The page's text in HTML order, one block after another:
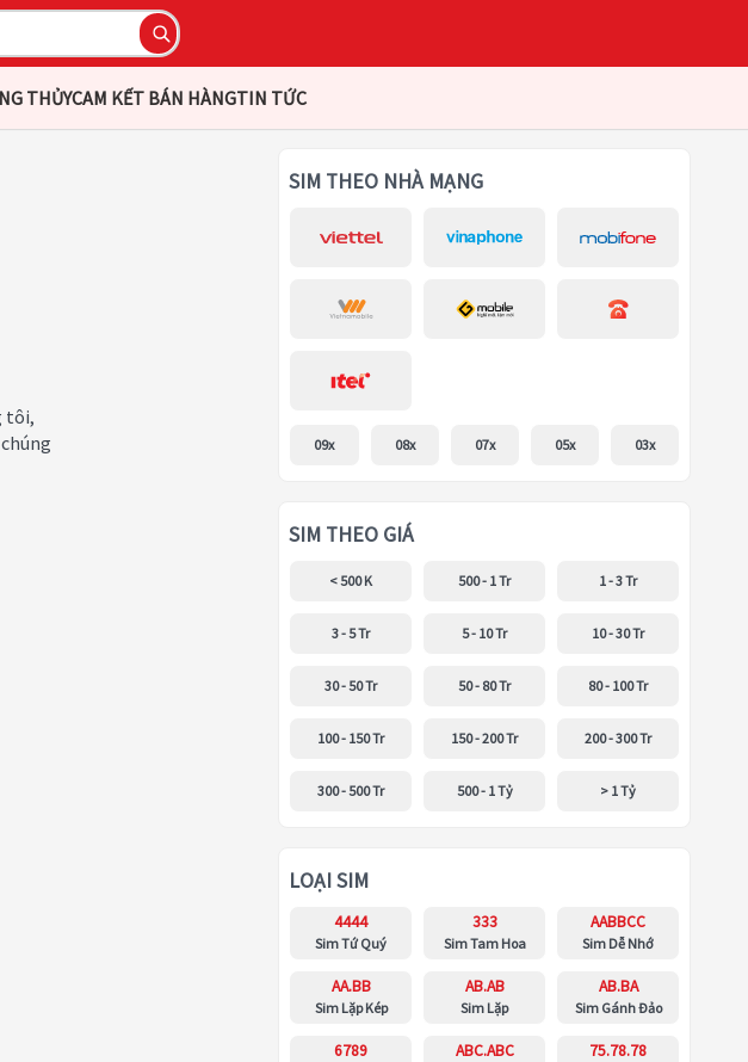
THỦYCAM KẾT BÁN HÀNGTIN TỨC
tôi,
SIM THEO NHÀ MẠNG
09x 08x 07x 05x 03x
SIM THEO GIÁ
< 500 K 500 - 1 Tr 1 - 3 Tr
3 - 5 Tr 5 - 10 Tr 10 - 30 Tr
30 - 50 Tr 50 - 80 Tr 80 - 100 Tr
100 - 150 Tr 150 - 200 Tr 200 - 300 Tr
300 - 500 Tr 500 - 1 Tỷ > 1 Tỷ
LOẠI SIM
4444
Sim Tứ Quý
333
Sim Tam Hoa
AABBCC
Sim Dễ Nhớ
AA.BB
Sim Lặp Kép
AB.AB
Sim Lặp
AB.BA
Sim Gánh Đảo
6789 ABC.ABC 75.78.78